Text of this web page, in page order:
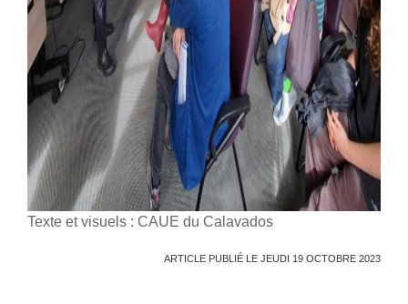
Texte et visuels : CAUE du Calavados
ARTICLE PUBLIÉ LE JEUDI 19 OCTOBRE 2023